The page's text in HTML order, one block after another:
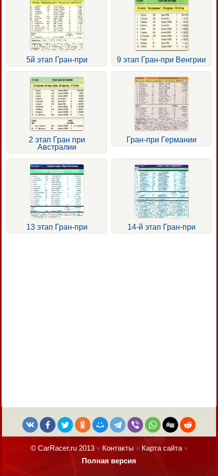
5й этап Гран-при 9 этап Гран-при Венгрии
2 этап Гран при
Австралии
Гран-при Германии
13 этап Гран-при 14-й этап Гран-при
© CarRacer.ru 2013× Контакты × Карта сайта×
Полная версия